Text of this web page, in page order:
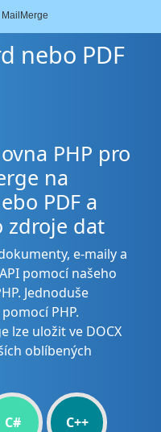
MailMerge
nebo PDF
PHP pro
na
PDF a
zdroje dat
e-maily a
pomocí našeho
Jednoduše
PHP.
lze uložit ve DOCX
oblíbených
C# C++